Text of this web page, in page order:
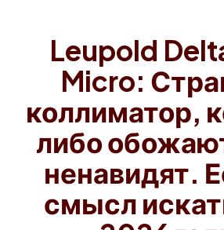
Leupold
Micro:
коллиматор,
либо
ненавидят.
смысл